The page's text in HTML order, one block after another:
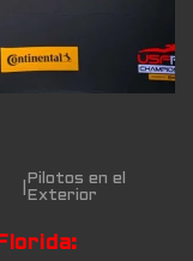
Pilotos en el
Exterior